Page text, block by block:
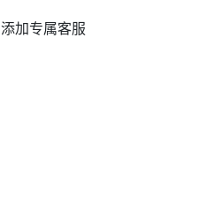
添加专属客服